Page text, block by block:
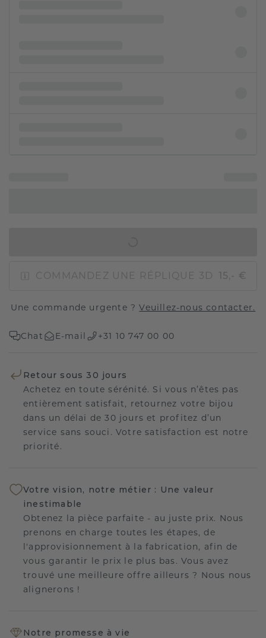
COMMANDEZ UNE RÉPLIQUE 3D 15,- €
Une commande urgente ?Veuillez-nous contacter.
Chat E-mail +31 10 747 00 00
Retour sous 30 jours
Achetez en toute sérénité. Si vous n’êtes pas
entièrement satisfait, retournez votre bijou
dans un délai de 30 jours et profitez d’un
service sans souci. Votre satisfaction est notre
priorité.
Votre vision, notre métier : Une valeur
inestimable
Obtenez la pièce parfaite - au juste prix. Nous
prenons en charge toutes les étapes, de
l'approvisionnement à la fabrication, afin de
vous garantir le prix le plus bas. Vous avez
trouvé une meilleure offre ailleurs ? Nous nous
alignerons !
Notre promesse à vie